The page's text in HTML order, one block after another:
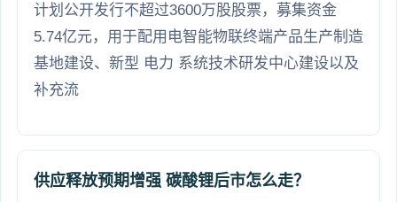
计划公开发行不超过3600万股股票，募集资金
5.74亿元，用于配用电智能物联终端产品生产制造
基地建设、新型 电力 系统技术研发中心建设以及
补充流
供应释放预期增强 碳酸锂后市怎么走？